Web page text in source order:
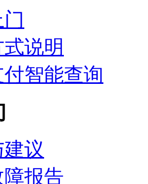
说明
智能查询
议
障报告